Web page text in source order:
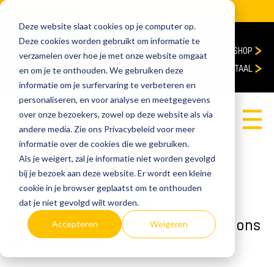
Deze website slaat cookies op je computer op.
Deze cookies worden gebruikt om informatie te
verzamelen over hoe je met onze website omgaat
en om je te onthouden. We gebruiken deze
informatie om je surfervaring te verbeteren en
personaliseren, en voor analyse en meetgegevens
over onze bezoekers, zowel op deze website als via
andere media. Zie ons Privacybeleid voor meer
informatie over de cookies die we gebruiken.
Als je weigert, zal je informatie niet worden gevolgd
bij je bezoek aan deze website. Er wordt een kleine
cookie in je browser geplaatst om te onthouden
dat je niet gevolgd wilt worden.
Accepteren Weigeren
WEBSHOP
KLANTENPORTAAL
Adviesgesprek
Blog
home Blog
Is het tijd om tiktok op werktelefoons
te verbieden?